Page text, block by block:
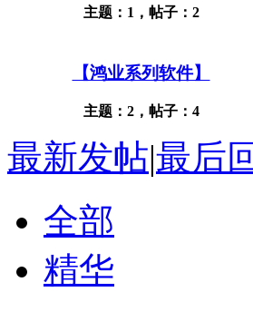
主题：1，帖子：2
【鸿业系列软件】
主题：2，帖子：4
最新发帖|最后
全部
精华